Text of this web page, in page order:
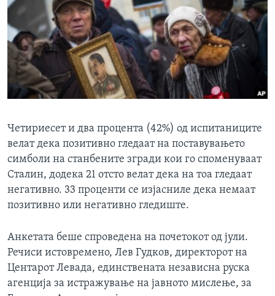
Четириесет и два процента (42%) од испитаниците
велат дека позитивно гледаат на поставувањето
симболи на станбените згради кои го споменуваат
Сталин, додека 21 отсто велат дека на тоа гледаат
негативно. 33 проценти се изјасниле дека немаат
позитивно или негативно гледиште.
Анкетата беше спроведена на почетокот од јули.
Речиси истовремено, Лев Гудков, директорот на
Центарот Левада, единствената независна руска
агенција за истражување на јавното мислење, за